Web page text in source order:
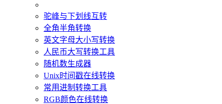
驼峰与下划线互转
全角半角转换
英文字母大小写转换
人民币大写转换工具
随机数生成器
Unix时间戳在线转换
常用进制转换工具
RGB颜色在线转换